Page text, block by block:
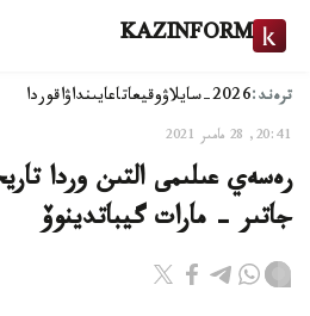
KAZINFORM
ترەند:2026-سايلاۋ وقيعاتاعايىنداۋاقوردا
20:41, 28 مامىر 2021
رەسەي عىلىمى التىن وردا
جاتىر - مارات گيباتدينوۆ